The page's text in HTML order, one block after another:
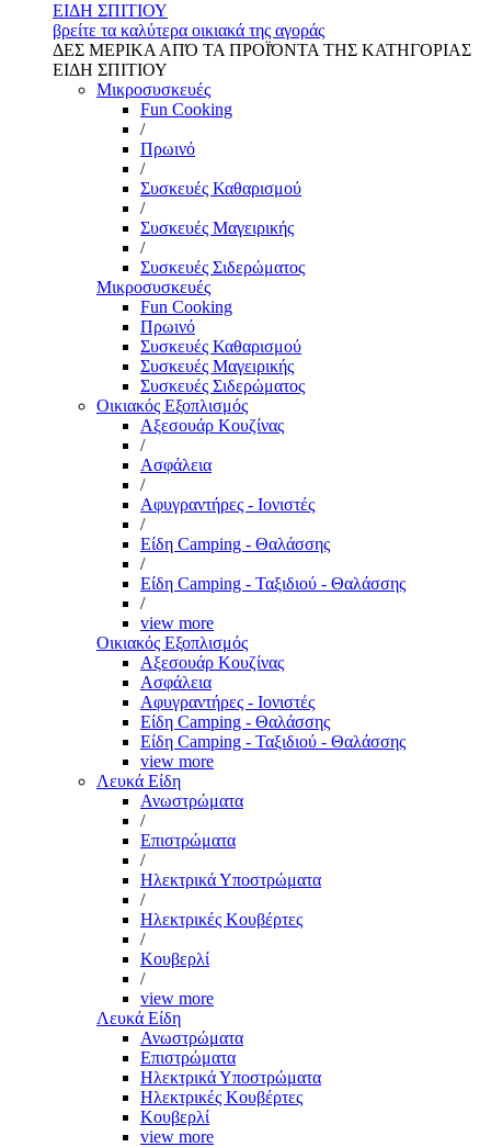
ΕΙΔΗ ΣΠΙΤΙΟΥ
βρείτε τα καλύτερα οικιακά της αγοράς
ΔΕΣ ΜΕΡΙΚΑ ΑΠΌ ΤΑ ΠΡΟΪΌΝΤΑ ΤΗΣ ΚΑΤΗΓΟΡΙΑΣ
ΕΙΔΗ ΣΠΙΤΙΟΥ
Μικροσυσκευές
Fun Cooking
/
Πρωινό
/
Συσκευές Καθαρισμού
/
Συσκευές Μαγειρικής
/
Συσκευές Σιδερώματος
Μικροσυσκευές
Fun Cooking
Πρωινό
Συσκευές Καθαρισμού
Συσκευές Μαγειρικής
Συσκευές Σιδερώματος
Οικιακός Εξοπλισμός
Αξεσουάρ Κουζίνας
/
Ασφάλεια
/
Αφυγραντήρες - Ιονιστές
/
Είδη Camping - Θαλάσσης
/
Είδη Camping - Ταξιδιού - Θαλάσσης
/
view more
Οικιακός Εξοπλισμός
Αξεσουάρ Κουζίνας
Ασφάλεια
Αφυγραντήρες - Ιονιστές
Είδη Camping - Θαλάσσης
Είδη Camping - Ταξιδιού - Θαλάσσης
view more
Λευκά Είδη
Ανωστρώματα
/
Επιστρώματα
/
Ηλεκτρικά Υποστρώματα
/
Ηλεκτρικές Κουβέρτες
/
Κουβερλί
/
view more
Λευκά Είδη
Ανωστρώματα
Επιστρώματα
Ηλεκτρικά Υποστρώματα
Ηλεκτρικές Κουβέρτες
Κουβερλί
view more